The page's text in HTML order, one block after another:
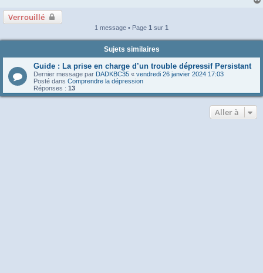
Verrouillé
1 message • Page 1 sur 1
Sujets similaires
Guide : La prise en charge d’un trouble dépressif Persistant
Dernier message par DADKBC35 « vendredi 26 janvier 2024 17:03
Posté dans Comprendre la dépression
Réponses : 13
Aller à